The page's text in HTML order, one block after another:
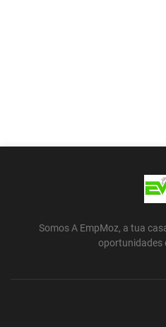
Somos A EmpMoz, a tua
oportunidades